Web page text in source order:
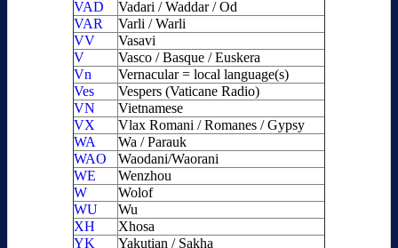
VAD
Vadari / Waddar / Od
VAR
Varli / Warli
VV
Vasavi
V
Vasco / Basque / Euskera
Vn
Vernacular = local language(s)
Ves
Vespers (Vaticane Radio)
VN
Vietnamese
VX
Vlax Romani / Romanes / Gypsy
WA
Wa / Parauk
WAO
Waodani/Waorani
WE
Wenzhou
W
Wolof
WU
Wu
XH
Xhosa
YK
Yakutian / Sakha